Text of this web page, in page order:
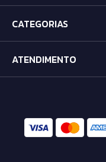
CATEGORIAS
ATENDIMENTO